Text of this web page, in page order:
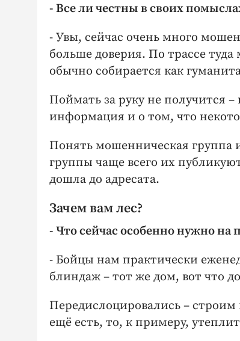
- Все ли честны в своих
- Увы, сейчас очень много
больше доверия. По трассе
обычно собирается как
Поймать за руку не получится
информация и о том, что
Понять мошенническая группа
группы чаще всего их
дошла до адресата.
Зачем вам лес?
- Что сейчас особенно нужно на
- Бойцы нам практически
блиндаж – тот же дом, вот что
Передислоцировались –
ещё есть, то, к примеру,